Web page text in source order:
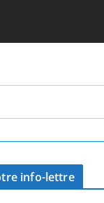
info-lettre